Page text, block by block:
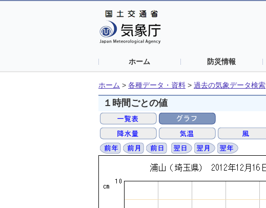
ホーム 防災情報
ホーム > 各種データ・資料 > 過去の気象データ検索
１時間ごとの値